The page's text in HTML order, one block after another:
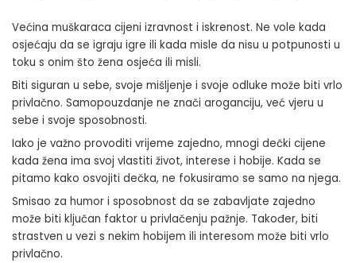
Većina muškaraca cijeni izravnost i iskrenost. Ne vole kada
osjećaju da se igraju igre ili kada misle da nisu u potpunosti u
toku s onim što žena osjeća ili misli.
Biti siguran u sebe, svoje mišljenje i svoje odluke može biti vrlo
privlačno. Samopouzdanje ne znači aroganciju, već vjeru u
sebe i svoje sposobnosti.
Iako je važno provoditi vrijeme zajedno, mnogi dečki cijene
kada žena ima svoj vlastiti život, interese i hobije. Kada se
pitamo kako osvojiti dečka, ne fokusiramo se samo na njega.
Smisao za humor i sposobnost da se zabavljate zajedno
može biti ključan faktor u privlačenju pažnje. Također, biti
strastven u vezi s nekim hobijem ili interesom može biti vrlo
privlačno.